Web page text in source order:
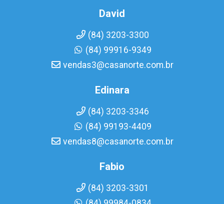
David
(84) 3203-3300
(84) 99916-9349
vendas3@casanorte.com.br
Edinara
(84) 3203-3346
(84) 99193-4409
vendas8@casanorte.com.br
Fabio
(84) 3203-3301